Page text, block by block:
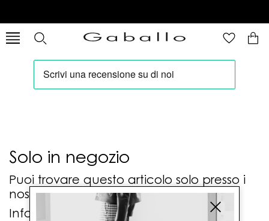
Solo in negozio
Puoi trovare questo articolo solo presso i
nostri punti vendita:
Info contatti